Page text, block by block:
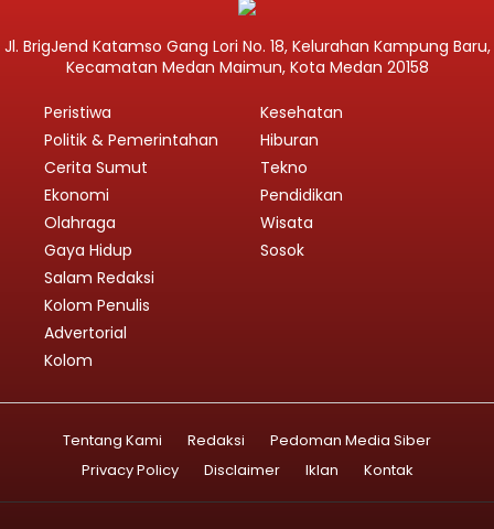
Jl. BrigJend Katamso Gang Lori No. 18, Kelurahan Kampung Baru,
Kecamatan Medan Maimun, Kota Medan 20158
Peristiwa
Politik & Pemerintahan
Cerita Sumut
Ekonomi
Olahraga
Gaya Hidup
Kesehatan
Hiburan
Tekno
Pendidikan
Wisata
Sosok
Salam Redaksi
Kolom Penulis
Advertorial
Kolom
Tentang Kami Redaksi
Pedoman Media Siber
Privacy Policy
Disclaimer Iklan Kontak